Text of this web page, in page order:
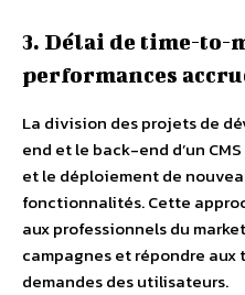
3. Délai de time-to-
performances
La division des projets de
end et le back-end d’un
et le déploiement de
fonctionnalités. Cette
aux professionnels du
campagnes et répondre aux
demandes des utilisateurs.